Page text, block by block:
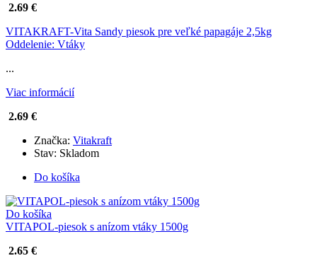
2.69 €
VITAKRAFT-Vita Sandy piesok pre veľké papagáje 2,5kg
Oddelenie: Vtáky
...
Viac informácií
2.69 €
Značka: Vitakraft
Stav: Skladom
Do košíka
Do košíka
VITAPOL-piesok s anízom vtáky 1500g
2.65 €